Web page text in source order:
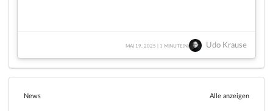
Udo Krause
MAI 19, 2025 | 1 MINUTE(N)
News Alle anzeigen